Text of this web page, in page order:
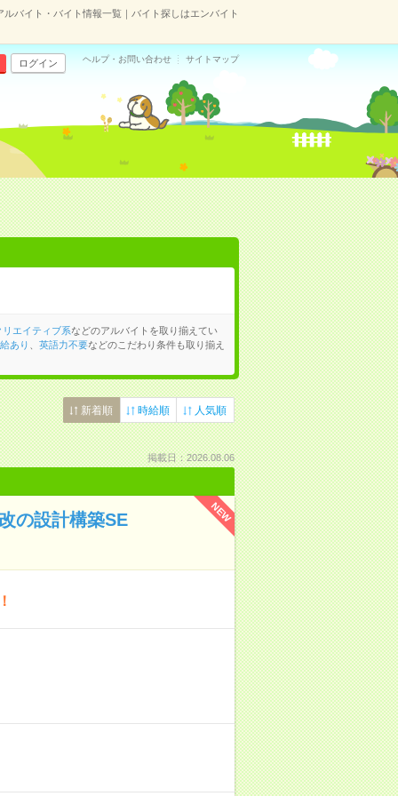
バイト・バイト情報一覧｜バイト探しはエンバイト
ログイン ヘルプ・お問い合わせ サイトマップ
リエイティブ系などのアルバイトを取り揃えてい
あり
英語力不要などのこだわり条件も取り揃え
新着順 時給順 人気順
掲載日：2026.08.06
NEW
の設計構築SE